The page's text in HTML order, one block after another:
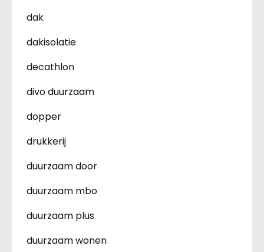
dak
dakisolatie
decathlon
divo duurzaam
dopper
drukkerij
duurzaam door
duurzaam mbo
duurzaam plus
duurzaam wonen